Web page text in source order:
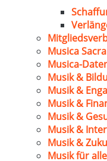
Musica
Musica-
Musik &
Musik &
Musik &
Musik &
Musik &
Musik &
Musik für